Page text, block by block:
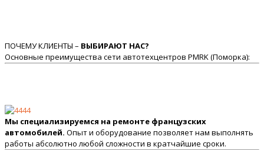
ПОЧЕМУ КЛИЕНТЫ – ВЫБИРАЮТ НАС?
Основные преимущества сети автотехцентров PMRK (Поморка):
Мы специализируемся на ремонте французских
автомобилей. Опыт и оборудование позволяет нам выполнять
работы абсолютно любой сложности в кратчайшие сроки.